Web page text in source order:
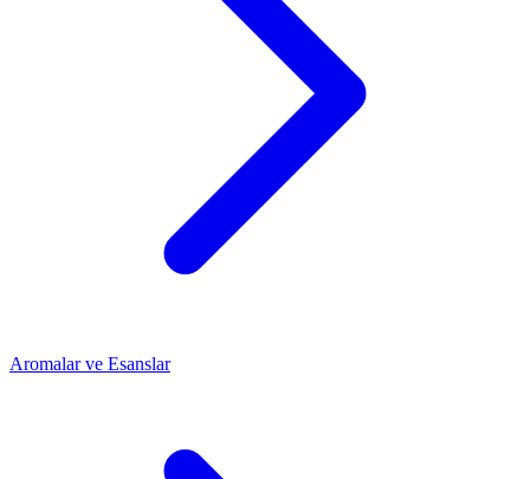
Aromalar ve Esanslar